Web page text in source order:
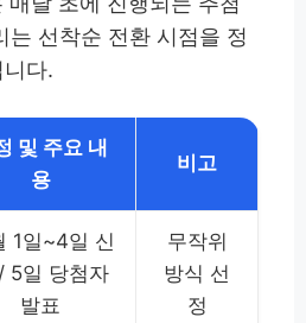
는 선착순 전환 시점을 정
다.
및 주요 내
용
비고
1일~4일 신
5일 당첨자
발표
무작위
방식 선
정